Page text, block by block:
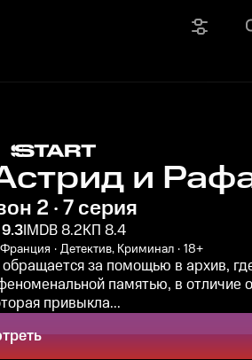
и
2 · 7 серия
9.3IMDB 8.2КП 8.4
Франция Детектив, Криминал 18+
за помощью в архив,
памятью, в отличие
привыкла...